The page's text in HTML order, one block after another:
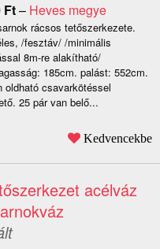
Ft– Heves megye
rácsos tetőszerkezete.
/fesztáv/ /minimális
8m-re alakítható/
185cm. palást: 552cm.
oldható csavarkötéssel
25 pár van belő...
Kedvencekbe
acélváz